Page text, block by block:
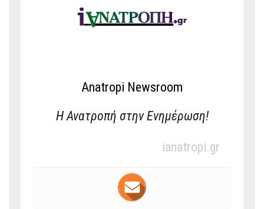
Anatropi Newsroom
Η Ανατροπή στην Ενημέρωση!
ianatropi.gr